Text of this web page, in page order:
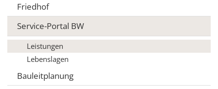
Friedhof
Service-Portal BW
Leistungen
Lebenslagen
Bauleitplanung